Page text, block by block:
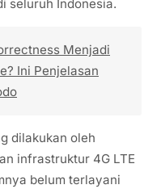
seluruh Indonesia.
Menjadi
Ini Penjelasan
dilakukan oleh
infrastruktur 4G LTE
belum terlayani